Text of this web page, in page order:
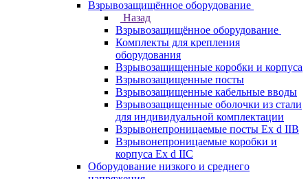
Взрывозащищённое оборудование
Назад
Взрывозащищённое оборудование
Комплекты для крепления
оборудования
Взрывозащищенные коробки и корпуса
Взрывозащищенные посты
Взрывозащищенные кабельные вводы
Взрывозащищенные оболочки из стали
для индивидуальной комплектации
Взрывонепроницаемые посты Ex d IIB
Взрывонепроницаемые коробки и
корпуса Ex d IIС
Оборудование низкого и среднего